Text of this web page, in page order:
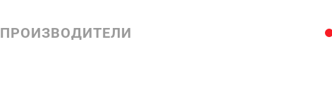
ПРОИЗВОДИТЕЛИ